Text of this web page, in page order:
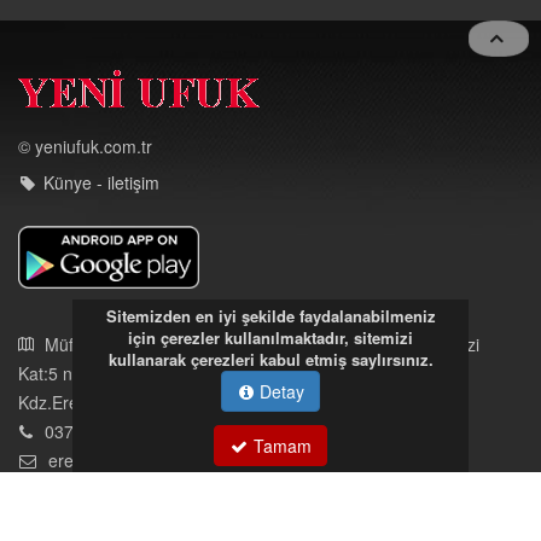
© yeniufuk.com.tr
Künye - iletişim
Müftü Mahallesi Ateş Ahmet Sokak Cerrahoğlu İşmerkezi
Kdz.Ereğli/Zonguldak
03723121008
eregliyeniufuk@gmail.com
Tüm hakları saklıdır. İzinsiz kullanılamaz.
Sitemizden en iyi şekilde faydalanabilmeniz
için çerezler kullanılmaktadır, sitemizi
kullanarak çerezleri kabul etmiş saylırsınız.
Detay
Tamam